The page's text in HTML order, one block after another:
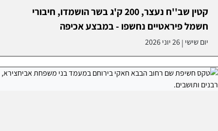
קטין שב''ח נעצר, 200 ק'ג בשר הושמדו, חיבורי
חשמל פיראטיים נחשפו - במבצע אכיפה
יום שישי |26 יוני 2026